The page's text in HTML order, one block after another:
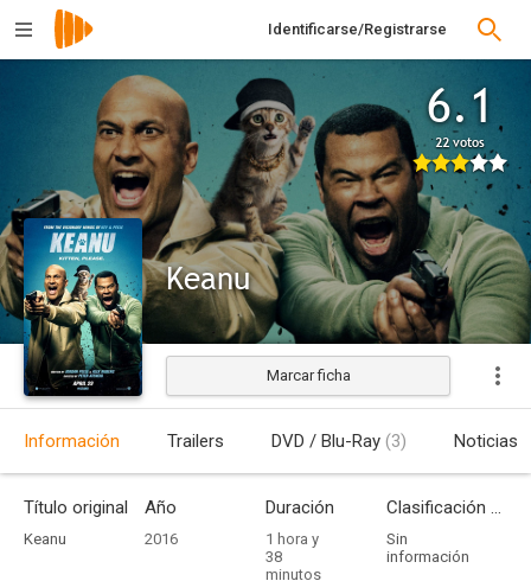
Identificarse/Registrarse
6.1
22 votos
Keanu
Estrenada
Marcar ficha
Información Trailers DVD / Blu-Ray (3) Noticias
Título original
Keanu
Año
2016
Duración
1 hora y
38
minutos
Clasificación por edades
Sin
información